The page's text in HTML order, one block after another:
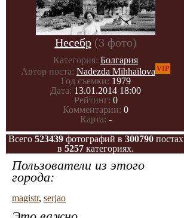
Несебр (3 фото)
Категория: Болгария
Автор поста: Nadezda Mihhailova VIP
Год съемки: 1979
Дата: 13.01.2014 18:00
Рейтинг: 0
Комментарии: 0
Карта: -
Всего 523439фотографий в 300790постах
в 5257 категориях.
Пользователи из этого
города:
magistr, serjao